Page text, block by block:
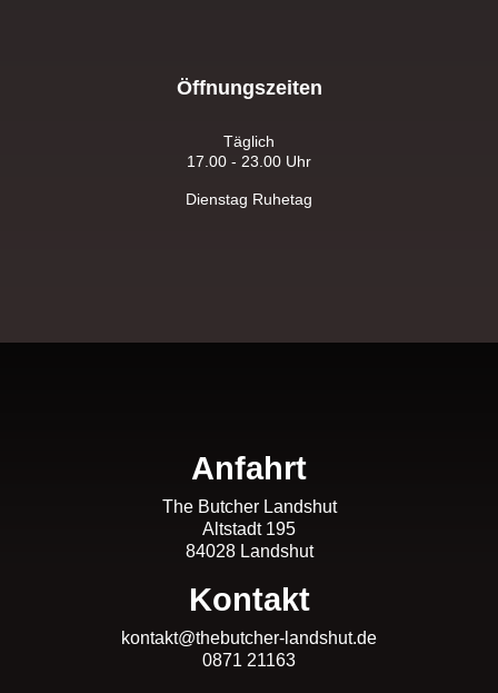
Öffnungszeiten
Täglich
17.00 - 23.00 Uhr
Dienstag Ruhetag
Anfahrt
The Butcher Landshut
Altstadt 195
84028 Landshut
Kontakt
kontakt@thebutcher-landshut.de
0871 21163